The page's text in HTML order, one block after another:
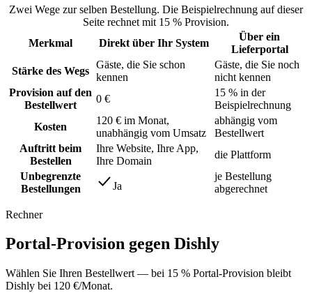
Zwei Wege zur selben Bestellung. Die Beispielrechnung auf dieser
Seite rechnet mit 15 % Provision.
Merkmal
Direkt über Ihr System
Über ein
Lieferportal
Stärke des Wegs
Gäste, die Sie schon
kennen
Gäste, die Sie noch
nicht kennen
Provision auf den
Bestellwert
0 €
15 % in der
Beispielrechnung
Kosten
120 € im Monat,
unabhängig vom Umsatz
abhängig vom
Bestellwert
Auftritt beim
Bestellen
Ihre Website, Ihre App,
Ihre Domain
die Plattform
Unbegrenzte
Bestellungen
Ja
je Bestellung
abgerechnet
Rechner
Portal-Provision gegen Dishly
Wählen Sie Ihren Bestellwert — bei 15 % Portal-Provision bleibt
Dishly bei 120 €/Monat.